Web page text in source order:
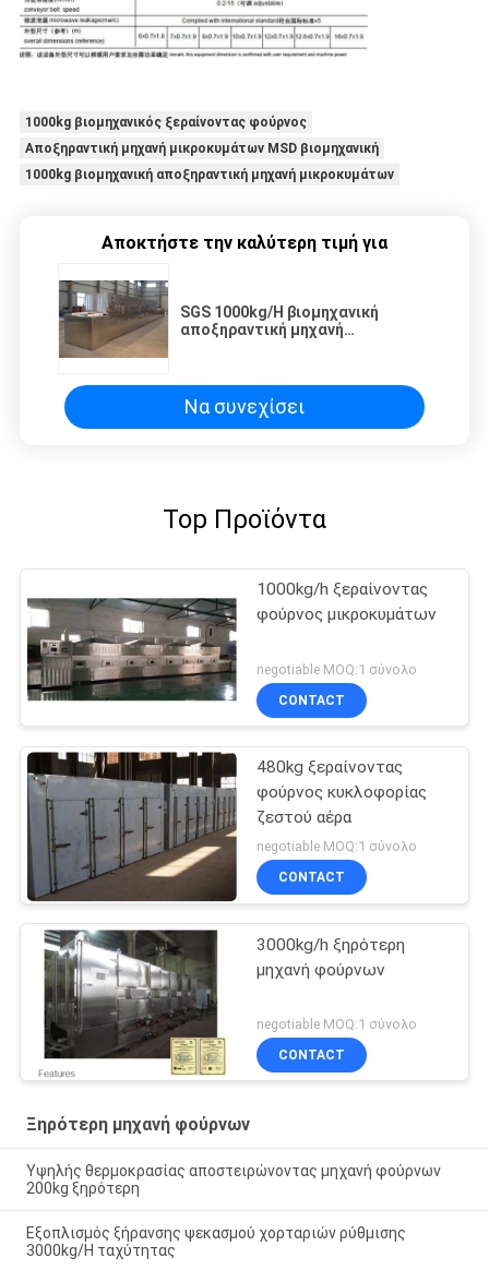
1000kg βιομηχανικός ξεραίνοντας φούρνος
Αποξηραντική μηχανή μικροκυμάτων MSD βιομηχανική
1000kg βιομηχανική αποξηραντική μηχανή μικροκυμάτων
Αποκτήστε την καλύτερη τιμή για
SGS 1000kg/H βιομηχανική
αποξηραντική μηχανή
Να συνεχίσει
Top Προϊόντα
1000kg/h ξεραίνοντας
φούρνος μικροκυμάτων
negotiable MOQ:1 σύνολο
CONTACT
480kg ξεραίνοντας
φούρνος κυκλοφορίας
ζεστού αέρα
negotiable MOQ:1 σύνολο
CONTACT
3000kg/h ξηρότερη
μηχανή φούρνων
negotiable MOQ:1 σύνολο
CONTACT
Ξηρότερη μηχανή φούρνων
Υψηλής θερμοκρασίας αποστειρώνοντας μηχανή φούρνων
200kg ξηρότερη
Εξοπλισμός ξήρανσης ψεκασμού χορταριών ρύθμισης
3000kg/H ταχύτητας